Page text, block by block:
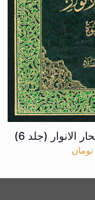
الانوار (جلد 6)
تومان